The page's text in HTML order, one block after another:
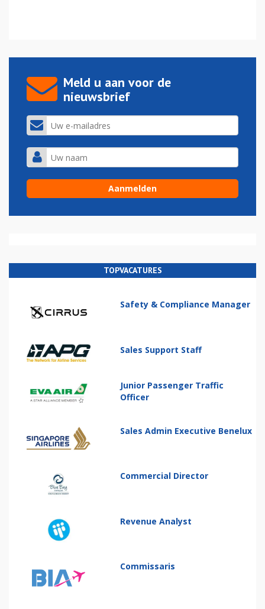
Meld u aan voor de
nieuwsbrief
TOPVACATURES
Safety & Compliance Manager
Sales Support Staff
Junior Passenger Traffic
Officer
Sales Admin Executive Benelux
Commercial Director
Revenue Analyst
Commissaris